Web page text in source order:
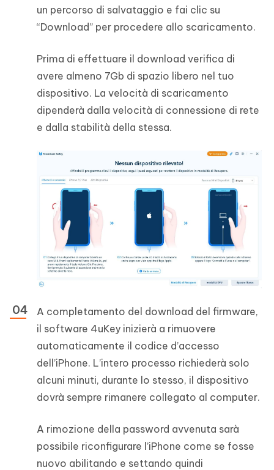
un percorso di salvataggio e fai clic su
“Download” per procedere allo scaricamento.
Prima di effettuare il download verifica di
avere almeno 7Gb di spazio libero nel tuo
dispositivo. La velocità di scaricamento
dipenderà dalla velocità di connessione di rete
e dalla stabilità della stessa.
A completamento del download del firmware,
il software 4uKey inizierà a rimuovere
automaticamente il codice d’accesso
dell’iPhone. L’intero processo richiederà solo
alcuni minuti, durante lo stesso, il dispositivo
dovrà sempre rimanere collegato al computer.
A rimozione della password avvenuta sarà
possibile riconfigurare l’iPhone come se fosse
nuovo abilitando e settando quindi